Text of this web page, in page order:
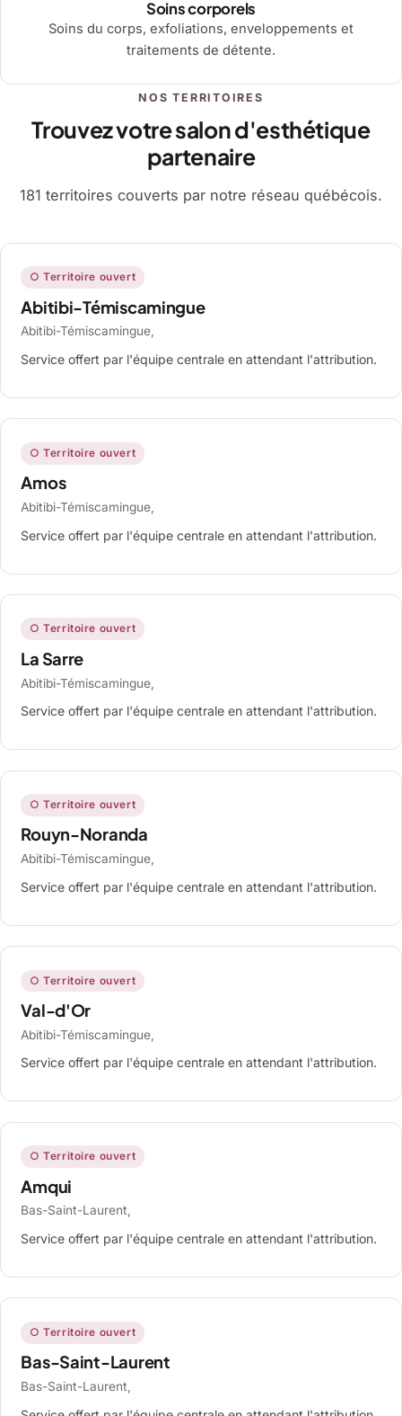
Soins corporels
Soins du corps, exfoliations, enveloppements et
traitements de détente.
NOS TERRITOIRES
Trouvez votre salon d'esthétique
partenaire
181 territoires couverts par notre réseau québécois.
○ Territoire ouvert
Abitibi-Témiscamingue
Abitibi-Témiscamingue,
Service offert par l'équipe centrale en attendant l'attribution.
○ Territoire ouvert
Amos
Abitibi-Témiscamingue,
Service offert par l'équipe centrale en attendant l'attribution.
○ Territoire ouvert
La Sarre
Abitibi-Témiscamingue,
Service offert par l'équipe centrale en attendant l'attribution.
○ Territoire ouvert
Rouyn-Noranda
Abitibi-Témiscamingue,
Service offert par l'équipe centrale en attendant l'attribution.
○ Territoire ouvert
Val-d'Or
Abitibi-Témiscamingue,
Service offert par l'équipe centrale en attendant l'attribution.
○ Territoire ouvert
Amqui
Bas-Saint-Laurent,
Service offert par l'équipe centrale en attendant l'attribution.
○ Territoire ouvert
Bas-Saint-Laurent
Bas-Saint-Laurent,